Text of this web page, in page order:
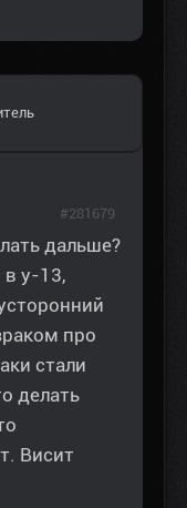
дальше?
в у-13,
про
стали
делать
Висит
#281679